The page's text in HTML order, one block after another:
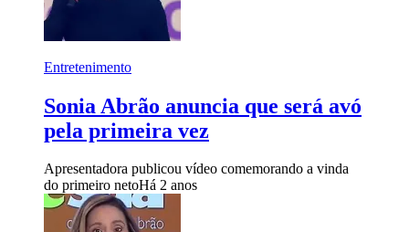
Entretenimento
Sonia Abrão anuncia que será avó
pela primeira vez
Apresentadora publicou vídeo comemorando a vinda
do primeiro netoHá 2 anos